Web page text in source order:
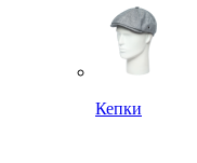
Кепки